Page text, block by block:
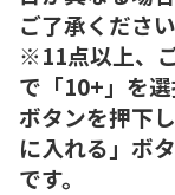
ご了承ください
※11点以上、
で「10+」を
ボタンを押下
に入れる」ボ
です。